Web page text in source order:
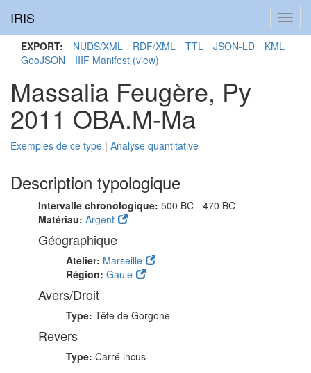
IRIS
EXPORT: NUDS/XML RDF/XML TTL JSON-LD
KML
GeoJSON
IIIF Manifest (view)
Massalia Feugère, Py
2011 OBA.M-Ma
Exemples de ce type | Analyse quantitative
Description typologique
Intervalle chronologique: 500 BC - 470 BC
Matériau: Argent
Géographique
Atelier: Marseille
Région: Gaule
Avers/Droit
Type: Tête de Gorgone
Revers
Type: Carré incus